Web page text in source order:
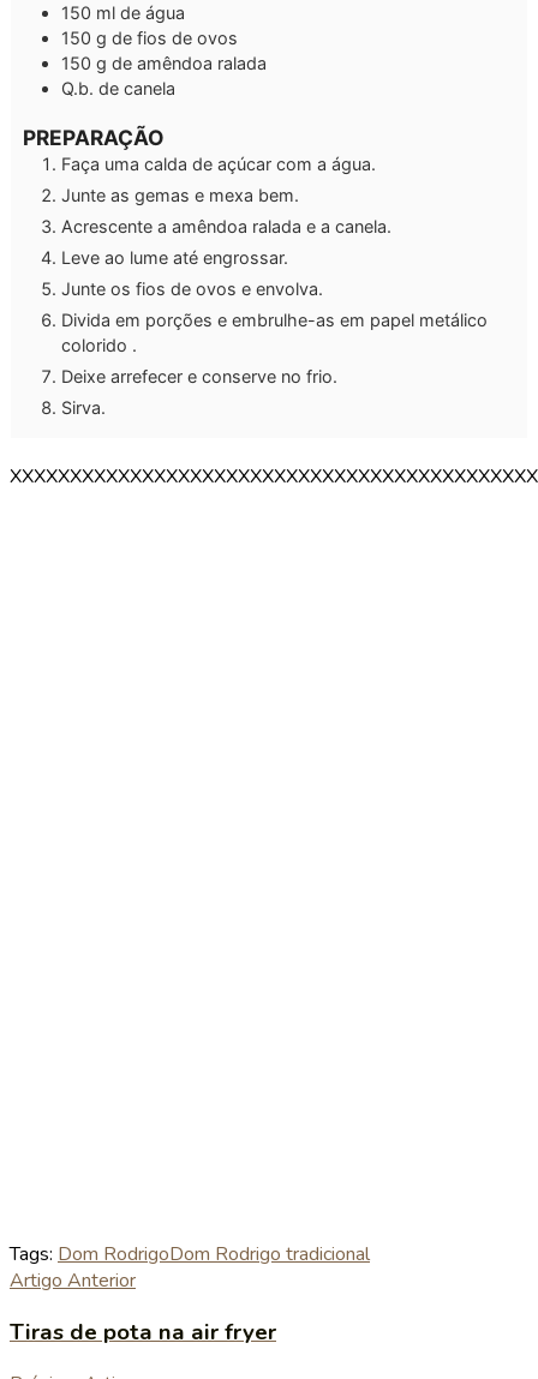
150 ml de água
150 g de fios de ovos
150 g de amêndoa ralada
Q.b. de canela
PREPARAÇÃO
Faça uma calda de açúcar com a água.
Junte as gemas e mexa bem.
Acrescente a amêndoa ralada e a canela.
Leve ao lume até engrossar.
Junte os fios de ovos e envolva.
Divida em porções e embrulhe-as em papel metálico
colorido .
Deixe arrefecer e conserve no frio.
Sirva.
Tags: Dom RodrigoDom Rodrigo tradicional
Artigo Anterior
Tiras de pota na air fryer